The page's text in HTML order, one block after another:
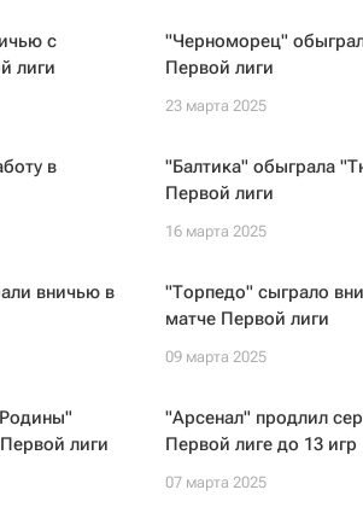
с
лиги
"Черноморец"
Первой лиги
23 марта 2025
в
"Балтика" обыграла
Первой лиги
16 марта 2025
вничью в
"Торпедо" сыграло
матче Первой лиги
09 марта 2025
лиги
"Арсенал" продлил
Первой лиге до 13 игр
07 марта 2025